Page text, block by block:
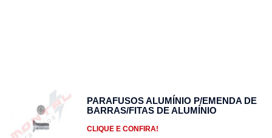
PARAFUSOS ALUMÍNIO P/EMENDA DE
BARRAS/FITAS DE ALUMÍNIO
CLIQUE E CONFIRA!